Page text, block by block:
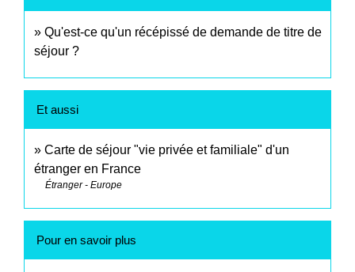
Qu'est-ce qu'un récépissé de demande de titre de
séjour ?
Et aussi
Carte de séjour "vie privée et familiale" d'un
étranger en France
Étranger - Europe
Pour en savoir plus